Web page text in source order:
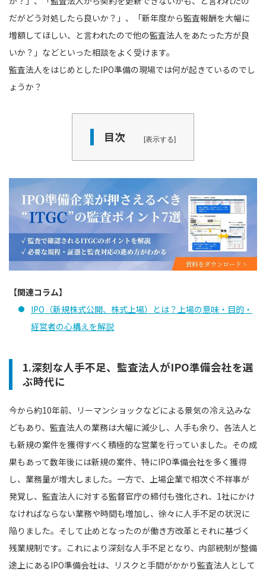
だがどう対処したら良いか？」、「新年度から監査報酬を大幅に
増額してほしい、と言われたので他の監査法人をあたった方が良
いか？」などといった相談をよく受けます。
監査法人をはじめとしたIPO準備の現場では何が起きているのでし
ょうか？
目次 表示する
【関連コラム】
IPO（新規株式公開、株式上場）とは？上場の意味・目的・
経営者の心構えを解説
1.深刻な人手不足、監査法人がIPO準備会社を選
ぶ時代に
今から約10年前、リーマンショックなどによる景気の冷え込みな
どもあり、監査法人の業務は大幅に減少し、人手も余り、各法人と
も新規の案件を獲得すべく積極的な営業を行っていました。その成
果もあって数年後には新規の案件、特にIPO準備会社を多く獲得
し、業務量が増大しました。一方で、上場企業で相次ぐ不祥事が
発覚し、監査法人に対する監督官庁の締付も強化され、1社にかけ
なければならない業務や時間も増加し、徐々に人手不足の状況に
陥りました。そして止めとなったのが働き方改革とそれに基づく
残業規制です。これにより深刻な人手不足となり、内部統制が整備
途上にあるIPO準備会社は、リスクと手間がかかり監査法人として